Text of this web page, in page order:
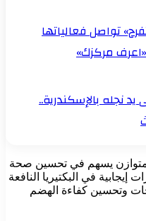
تواصل فعالياتها
مركزك»
نجله بالإسكندرية..
يسهم في تحسين صحة
في البكتيريا النافعة
وتحسين كفاءة الهضم